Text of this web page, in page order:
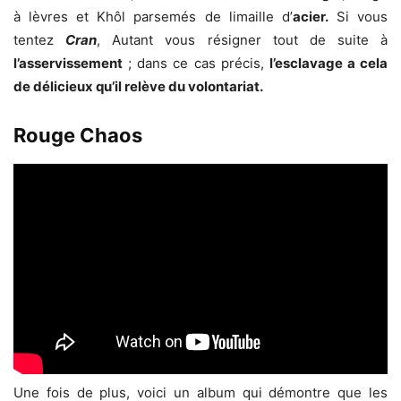
à lèvres et Khôl parsemés de limaille d’acier.Si vous
tentez Cran, Autant vous résigner tout de suite à
l’asservissement ; dans ce cas précis, l’esclavage a cela
de délicieux qu’il relève du volontariat.
Rouge Chaos
Une fois de plus, voici un album qui démontre que les